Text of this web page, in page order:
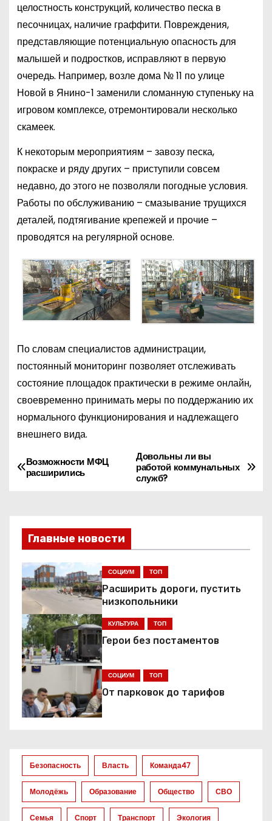
целостность конструкций, количество песка в
песочницах, наличие граффити. Повреждения,
представляющие потенциальную опасность для
малышей и подростков, исправляют в первую
очередь. Например, возле дома № 11 по улице
Новой в Янино-1 заменили сломанную ступеньку на
игровом комплексе, отремонтировали несколько
скамеек.
К некоторым мероприятиям – завозу песка,
покраске и ряду других – приступили совсем
недавно, до этого не позволяли погодные условия.
Работы по обслуживанию – смазывание трущихся
деталей, подтягивание крепежей и прочие –
проводятся на регулярной основе.
По словам специалистов администрации,
постоянный мониторинг позволяет отслеживать
состояние площадок практически в режиме онлайн,
своевременно принимать меры по поддержанию их
нормального функционирования и надлежащего
внешнего вида.
Н
г
а
ц
и
я
п
о
а
п
Довольны ли вы
работой коммунальных
служб?
Возможности МФЦ
расширились
Главные новости
СОЦИУМ ТОП
Расширить дороги, пустить
низкопольники
КУЛЬТУРА ТОП
Герои без постаментов
СОЦИУМ ТОП
От парковок до тарифов
Безопасность Власть Команда47
Молодёжь Образование Общество СВО
Семья Спорт Транспорт Экология